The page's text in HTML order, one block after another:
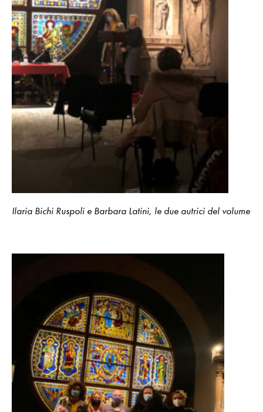
Ilaria Bichi Ruspoli e Barbara Latini, le due autrici del volume